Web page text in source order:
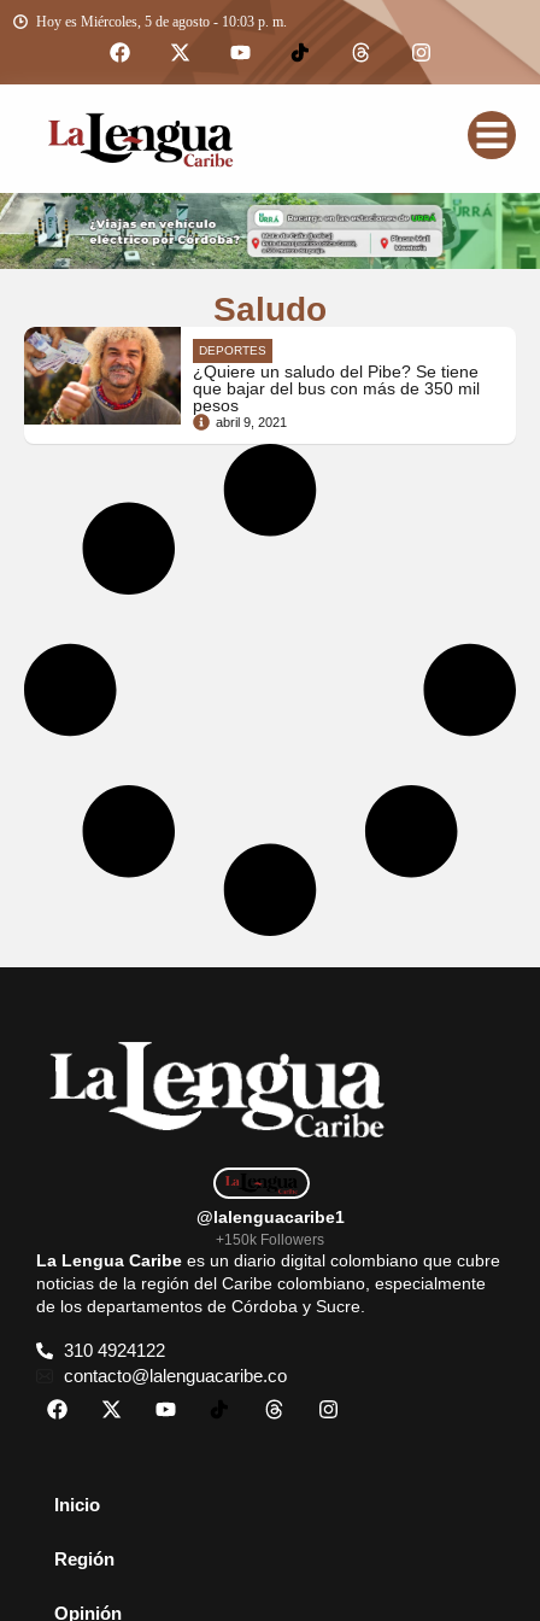
Hoy es Miércoles, 5 de agosto - 10:03 p. m.
Saludo
DEPORTES
¿Quiere un saludo del Pibe? Se tiene
que bajar del bus con más de 350 mil
pesos
abril 9, 2021
@lalenguacaribe1
+150k Followers
La Lengua Caribe es un diario digital colombiano que cubre
noticias de la región del Caribe colombiano, especialmente
de los departamentos de Córdoba y Sucre.
310 4924122
contacto@lalenguacaribe.co
Inicio
Región
Opinión